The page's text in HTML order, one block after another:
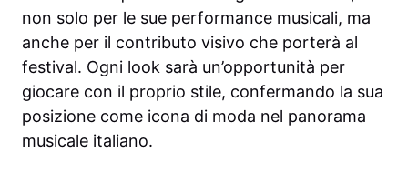
non solo per le sue performance musicali, ma
anche per il contributo visivo che porterà al
festival. Ogni look sarà un’opportunità per
giocare con il proprio stile, confermando la sua
posizione come icona di moda nel panorama
musicale italiano.